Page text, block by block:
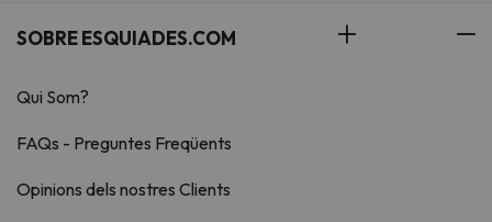
SOBRE ESQUIADES.COM
Qui Som?
FAQs - Preguntes Freqüents
Opinions dels nostres Clients